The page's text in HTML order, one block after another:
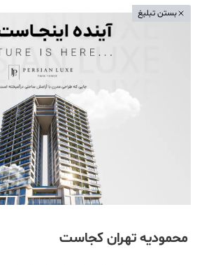
بستن تبلیغ
محمودیه تهران کجاست